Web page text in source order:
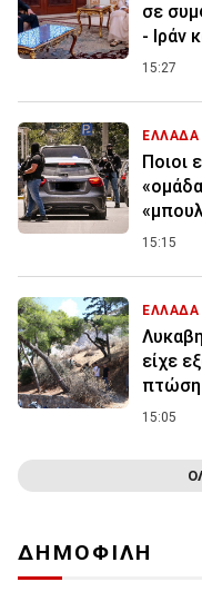
σε
- Ιράν
15:27
ΕΛΛΑΔΑ
Ποιοι
15:15
ΕΛΛΑΔΑ
είχε
πτώση
15:05
ΔΗΜΟΦΙΛΗ